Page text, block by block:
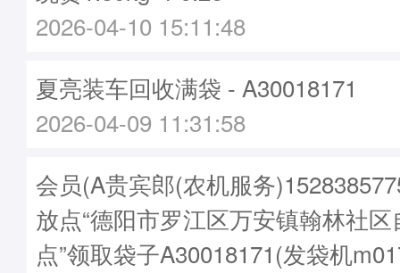
2026-04-10 15:11:48
夏亮装车回收满袋 - A30018171
2026-04-09 11:31:58
会员(A贵宾郎(农机服务
放点“德阳市罗江区万安镇翰林社
点”领取袋子A30018171(发袋机